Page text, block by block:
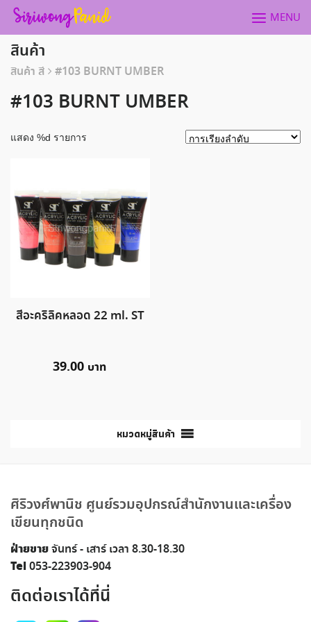
Skip
content
MENU
สินค้า
สินค้า สี #103 BURNT UMBER
#103 BURNT UMBER
แสดง %d รายการ
สีอะคริลิคหลอด 22 ml. ST
39.00
หมวดหมู่สินค้า
ศิริวงศ์พานิช ศูนย์รวมอุปกรณ์สำนักงานและเครื่อง
เขียนทุกชนิด
ฝ่ายขายจันทร์ - เสาร์ เวลา 8.30-18.30
Tel053-223903-904
ติดต่อเราได้ที่นี่